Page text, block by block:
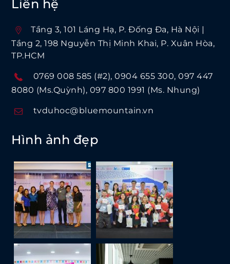
Liên hệ
Tầng 3, 101 Láng Hạ, P. Ðống Ða, Hà Nội |
Tầng 2, 198 Nguyễn Thị Minh Khai, P. Xuân Hòa,
TP.HCM
0769 008 585 (#2) 0904 655 300 097 447
8080 (Ms.Quỳnh) 097 800 1991 (Ms. Nhung)
tvduhoc@bluemountain.vn
Hình ảnh đẹp